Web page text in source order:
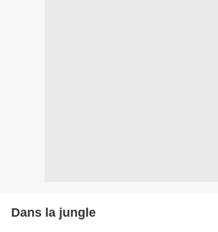
Dans la jungle